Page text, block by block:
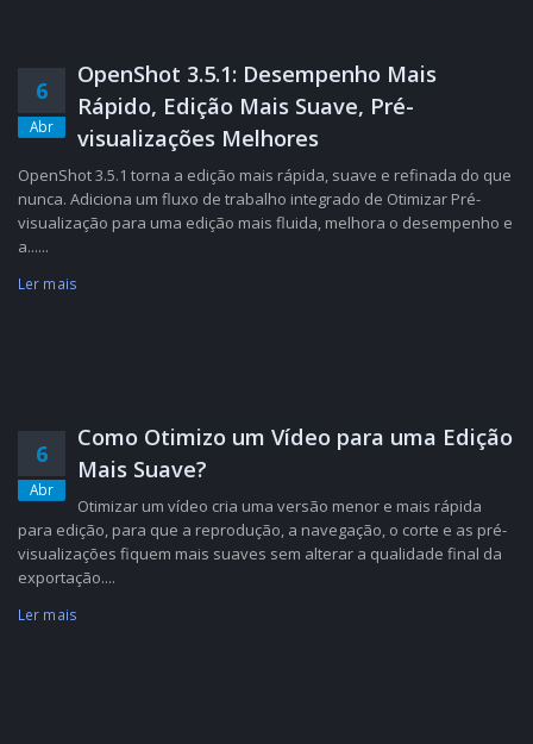
6
Abr
OpenShot 3.5.1: Desempenho Mais
Rápido, Edição Mais Suave, Pré-
visualizações Melhores
OpenShot 3.5.1 torna a edição mais rápida, suave e refinada do que
nunca. Adiciona um fluxo de trabalho integrado de Otimizar Pré-
visualização para uma edição mais fluida, melhora o desempenho e
a......
Ler mais
6
Abr
Como Otimizo um Vídeo para uma Edição
Mais Suave?
Otimizar um vídeo cria uma versão menor e mais rápida
para edição, para que a reprodução, a navegação, o corte e as pré-
visualizações fiquem mais suaves sem alterar a qualidade final da
exportação....
Ler mais